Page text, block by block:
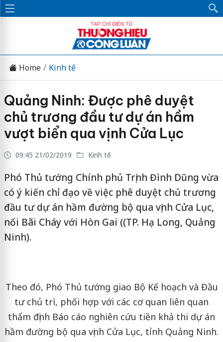
Home Kinh tế
Quảng Ninh: Được phê duyệt
chủ trương đầu tư dự án hầm
vượt biển qua vịnh Cửa Lục
09:45 21/02/2019 Kinh tế
Phó Thủ tướng Chính phủ Trịnh Đình Dũng vừa
có ý kiến chỉ đạo về việc phê duyệt chủ trương
đầu tư dự án hầm đường bộ qua vịnh Cửa Lục,
nối Bãi Cháy với Hòn Gai ((TP. Hạ Long, Quảng
Ninh).
Theo đó, Phó Thủ tướng giao Bộ Kế hoạch và Đầu
tư chủ trì, phối hợp với các cơ quan liên quan
thẩm định Báo cáo nghiên cứu tiền khả thi dự án
hầm đường bộ qua vịnh Cửa Lục, tỉnh Quảng Ninh.